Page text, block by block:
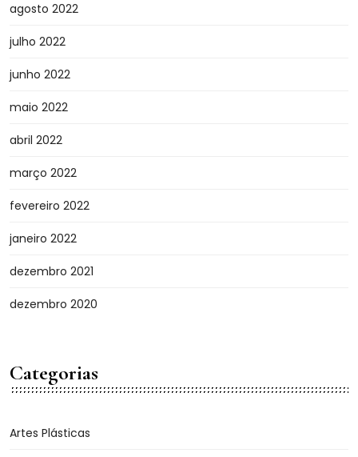
agosto 2022
julho 2022
junho 2022
maio 2022
abril 2022
março 2022
fevereiro 2022
janeiro 2022
dezembro 2021
dezembro 2020
Categorias
Artes Plásticas